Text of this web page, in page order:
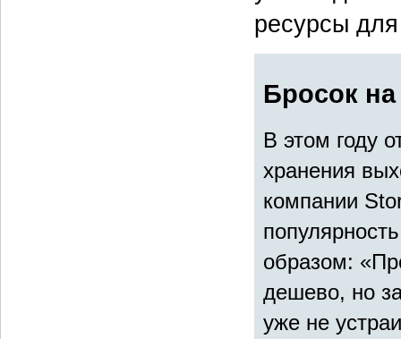
ресурсы
Бросок
В этом году
хранения
компании
образом:
дешево, но
уже не